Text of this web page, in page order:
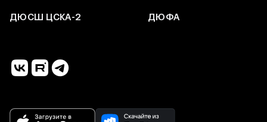
ДЮСШ ЦСКА-2 ДЮФА